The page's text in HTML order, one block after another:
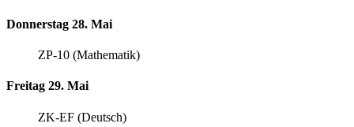
Donnerstag 28. Mai
ZP-10 (Mathematik)
Freitag 29. Mai
ZK-EF (Deutsch)